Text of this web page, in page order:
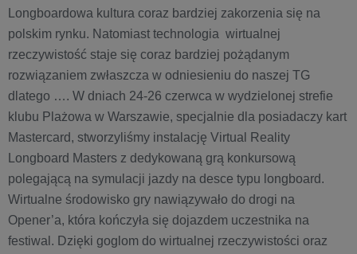
Longboardowa kultura coraz bardziej zakorzenia się na
polskim rynku. Natomiast technologia wirtualnej
rzeczywistość staje się coraz bardziej pożądanym
rozwiązaniem zwłaszcza w odniesieniu do naszej TG
dlatego …. W dniach 24-26 czerwca w wydzielonej strefie
klubu Plażowa w Warszawie, specjalnie dla posiadaczy kart
Mastercard, stworzyliśmy instalację Virtual Reality
Longboard Masters z dedykowaną grą konkursową
polegającą na symulacji jazdy na desce typu longboard.
Wirtualne środowisko gry nawiązywało do drogi na
Opener’a, która kończyła się dojazdem uczestnika na
festiwal. Dzięki goglom do wirtualnej rzeczywistości oraz